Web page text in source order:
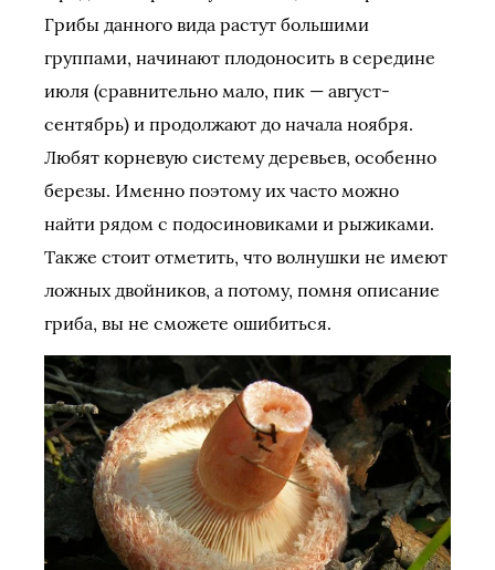
Грибы данного вида растут большими
группами, начинают плодоносить в середине
июля (сравнительно мало, пик — август-
сентябрь) и продолжают до начала ноября.
Любят корневую систему деревьев, особенно
березы. Именно поэтому их часто можно
найти рядом с подосиновиками и рыжиками.
Также стоит отметить, что волнушки не имеют
ложных двойников, а потому, помня описание
гриба, вы не сможете ошибиться.